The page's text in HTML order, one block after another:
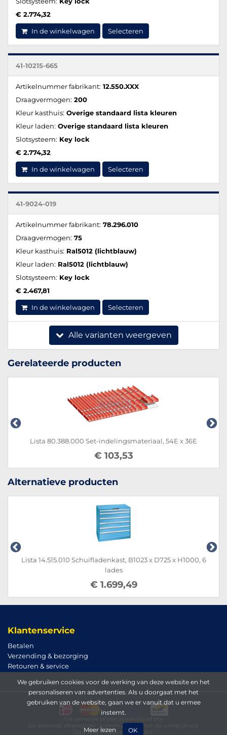
€ 2.774,32
In de winkelwagen Selecteren
41-10215-665
Artikelnummer fabrikant: 12.550.XXX
Draagvermogen: 200
Kleur kasthuis: Overige standaard lista kleuren
Kleur laden: Overige standaard lista kleuren
Slotsysteem: Key lock
€ 2.774,32
In de winkelwagen Selecteren
41-9024-019
Artikelnummer fabrikant: 78.296.010
Draagvermogen: 75
Kleur kasthuis: Ral5012 (lichtblauw)
Kleur laden: Ral5012 (lichtblauw)
Slotsysteem: Key lock
€ 2.467,81
In de winkelwagen Selecteren
Alle varianten weergeven
Gerelateerde producten
Lista 80.388.000 Set-indelingsmateriaal, 54E x 36E
€ 103,53
Alternatieve producten
Lista 14.515.010 Schuifladenkast, B1023 x D725 x H1000, 6
lades
€ 1.699,49
Klantenservice
Betalen
Verzending & bezorging
Retouren & service
Alle vermelde prijzen zijn exclusief btw.
De getoonde afbeeldingen kunnen afwijken van de werkelijkheid.
Copyright © 2026 Magema B.V.
We gebruiken cookies voor de werking van deze website en het
personaliseren van advertenties. Als u doorgaat met het
gebruiken van de website, gaan we er vanuit dat u ermee
instemt.
Meer lezen OK